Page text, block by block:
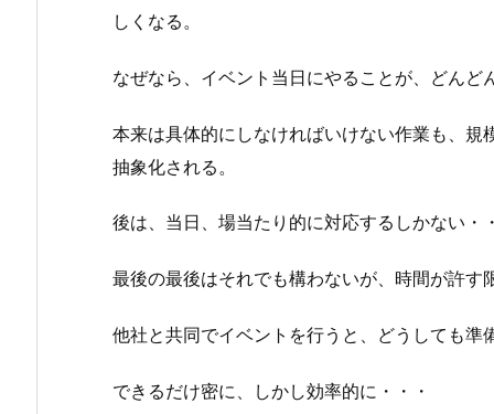
しくなる。
なぜなら、イベント当日にやることが、どんど
本来は具体的にしなければいけない作業も、
抽象化される。
後は、当日、場当たり的に対応するしかない・
最後の最後はそれでも構わないが、時間が許す
他社と共同でイベントを行うと、どうしても準
できるだけ密に、しかし効率的に・・・